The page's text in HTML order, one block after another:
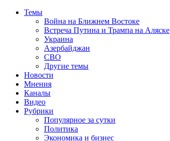
Темы
Война на Ближнем Востоке
Встреча Путина и Трампа на Аляске
Украина
Азербайджан
СВО
Другие темы
Новости
Мнения
Каналы
Видео
Рубрики
Популярное за сутки
Политика
Экономика и бизнес